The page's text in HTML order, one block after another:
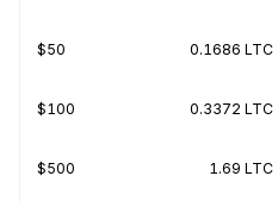
$50 0.1686 LTC
$100 0.3372 LTC
$500 1.69 LTC